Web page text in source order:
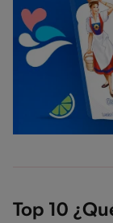
Top 10